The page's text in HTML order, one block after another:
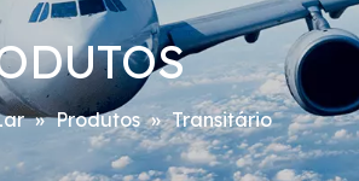
» Produtos » Transitário